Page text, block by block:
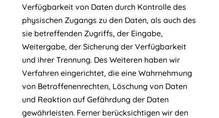
Verfügbarkeit von Daten durch Kontrolle des
physischen Zugangs zu den Daten, als auch des
sie betreffenden Zugriffs, der Eingabe,
Weitergabe, der Sicherung der Verfügbarkeit
und ihrer Trennung. Des Weiteren haben wir
Verfahren eingerichtet, die eine Wahrnehmung
von Betroffenenrechten, Löschung von Daten
und Reaktion auf Gefährdung der Daten
gewährleisten. Ferner berücksichtigen wir den